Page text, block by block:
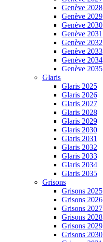
Genève 2028
Genève 2029
Genève 2030
Genève 2031
Genève 2032
Genève 2033
Genève 2034
Genève 2035
Glaris
Glaris 2025
Glaris 2026
Glaris 2027
Glaris 2028
Glaris 2029
Glaris 2030
Glaris 2031
Glaris 2032
Glaris 2033
Glaris 2034
Glaris 2035
Grisons
Grisons 2025
Grisons 2026
Grisons 2027
Grisons 2028
Grisons 2029
Grisons 2030